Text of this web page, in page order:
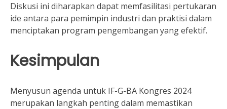
Diskusi ini diharapkan dapat memfasilitasi pertukaran
ide antara para pemimpin industri dan praktisi dalam
menciptakan program pengembangan yang efektif.
Kesimpulan
Menyusun agenda untuk IF-G-BA Kongres 2024
merupakan langkah penting dalam memastikan